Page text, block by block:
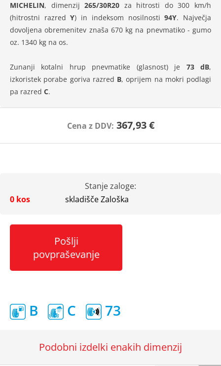
MICHELIN, dimenzij265/30R20 za hitrosti do 300 km/h
(hitrostni razredY) in indeksom nosilnosti94Y. Največja
dovoljena obremenitev znaša 670 kg na pnevmatiko - gumo
oz. 1340 kg na os.
Zunanji kotalni hrup pnevmatike (glasnost) je 73 dB,
izkoristek porabe goriva razred B, oprijem na mokri podlagi
pa razred C.
Cena z DDV: 367,93 €
Stanje zaloge:
0 kos
skladišče Zaloška
Pošlji
povpraševanje
B C 73
Podobni izdelki enakih dimenzij